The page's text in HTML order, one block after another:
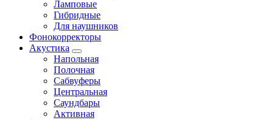
Ламповые
Гибридные
Для наушников
Фонокорректоры
Акустика
Напольная
Полочная
Сабвуферы
Центральная
Саундбары
Активная